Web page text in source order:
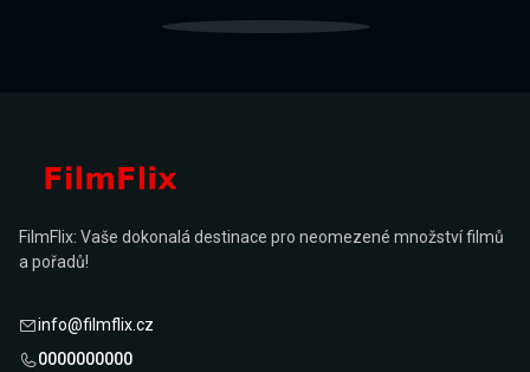
FilmFlix: Vaše dokonalá destinace pro neomezené množství filmů
a pořadů!
info@filmflix.cz
0000000000